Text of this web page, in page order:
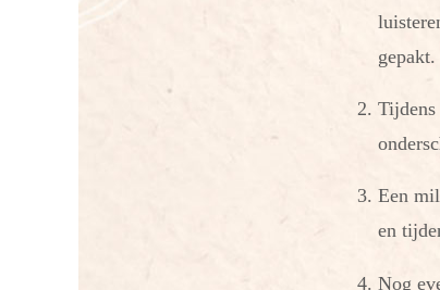
gepakt.
Tijdens
Een
en
Nog